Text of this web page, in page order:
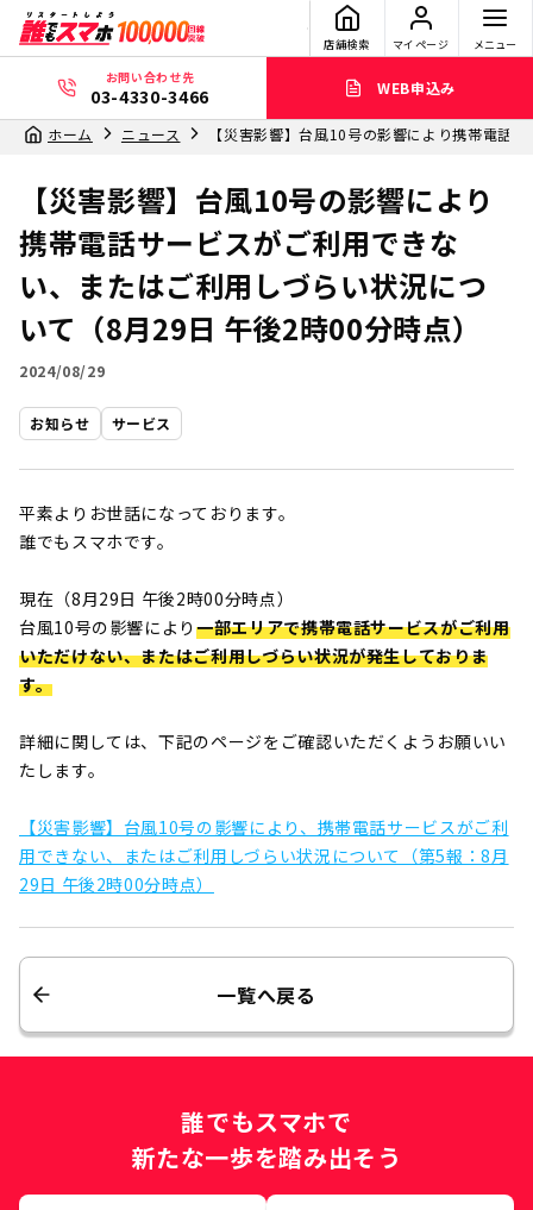
店舗検索 マイページ メニュー
お問い合わせ先
03-4330-3466 WEB申込み
ホーム ニュース 【災害影響】台風10号の影響により携帯電話
【災害影響】台風10号の影響により
携帯電話サービスがご利用できな
い、またはご利用しづらい状況につ
いて（8月29日 午後2時00分時点）
2024/08/29
お知らせ サービス
平素よりお世話になっております。
誰でもスマホです。
現在（8月29日 午後2時00分時点）
台風10号の影響により一部エリアで携帯電話サービスがご利用
いただけない、またはご利用しづらい状況が発生しておりま
す。
詳細に関しては、下記のページをご確認いただくようお願いい
たします。
【災害影響】台風10号の影響により、携帯電話サービスがご利
用できない、またはご利用しづらい状況について（第5報：8月
29日 午後2時00分時点）
一覧へ戻る
誰でもスマホで
新たな一歩を踏み出そう